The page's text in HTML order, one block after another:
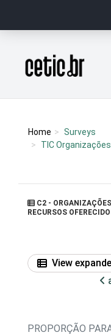
Página inicial
Home
Surveys
TIC
C2 -
RECURSOS
View
PROPORÇÃO